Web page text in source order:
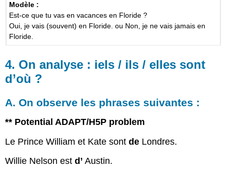
Modèle :
Est-ce que tu vas en vacances en Floride ?
Oui, je vais (souvent) en Floride. ou Non, je ne vais jamais en
Floride.
4. On analyse : iels / ils / elles sont
d’où ?
A. On observe les phrases suivantes :
** Potential ADAPT/H5P problem
Le Prince William et Kate sontde Londres.
Willie Nelson estd’ Austin.